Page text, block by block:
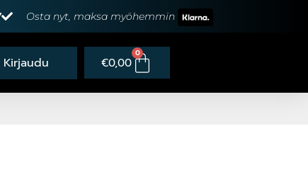
Osta nyt, maksa myöhemmin
€0,00
0